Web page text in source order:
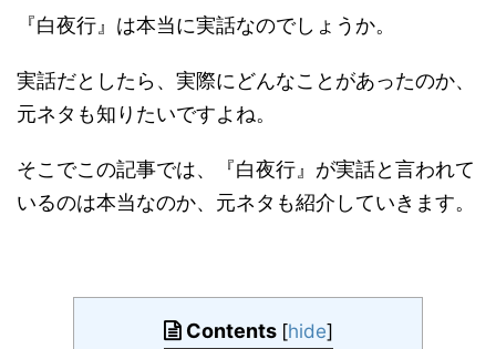
『白夜行』は本当に実話なのでしょうか。
実話だとしたら、実際にどんなことがあったのか、
元ネタも知りたいですよね。
そこでこの記事では、『白夜行』が実話と言われて
いるのは本当なのか、元ネタも紹介していきます。
Contents [hide]